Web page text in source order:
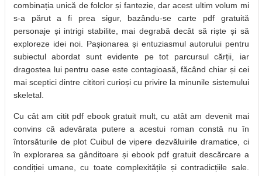
combinația unică de folclor și fantezie, dar acest ultim volum mi
s-a părut a fi prea sigur, bazându-se carte pdf gratuită
personaje și intrigi stabilite, mai degrabă decât să riște și să
exploreze idei noi. Pașionarea și entuziasmul autorului pentru
subiectul abordat sunt evidente pe tot parcursul cărții, iar
dragostea lui pentru oase este contagioasă, făcând chiar și cei
mai sceptici dintre cititori curioși cu privire la minunile sistemului
skeletal.
Cu cât am citit pdf ebook gratuit mult, cu atât am devenit mai
convins că adevărata putere a acestui roman constă nu în
întorsăturile de plot Cuibul de vipere dezvăluirile dramatice, ci
în explorarea sa gânditoare și ebook pdf gratuit descărcare a
condiției umane, cu toate complexitățile și contradicțiile sale.